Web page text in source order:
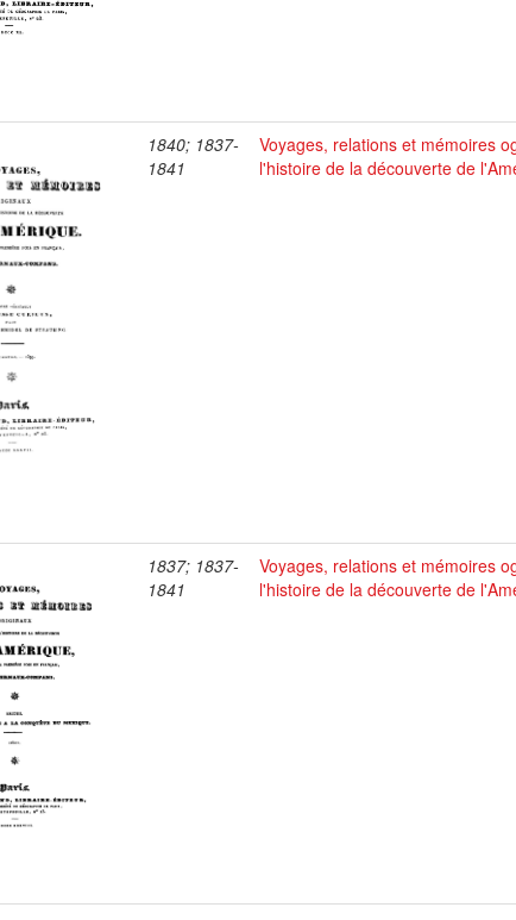
1840; 1837-
1841
Voyages, relations et mémoires
l'histoire de la découverte de
1837; 1837-
1841
Voyages, relations et mémoires
l'histoire de la découverte de